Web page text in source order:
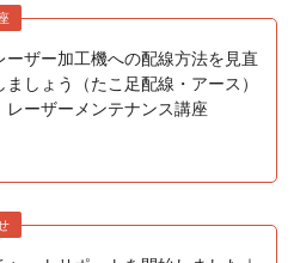
ーザー加工機への配線方法を見直
ましょう（たこ足配線・アース）
レーザーメンテナンス講座